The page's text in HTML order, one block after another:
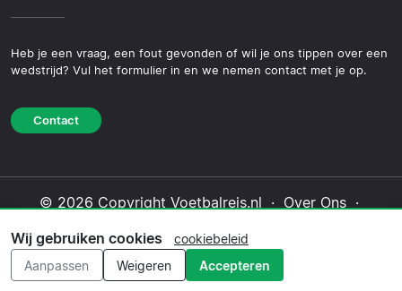
Heb je een vraag, een fout gevonden of wil je ons tippen over een
wedstrijd? Vul het formulier in en we nemen contact met je op.
Contact
© 2026 Copyright Voetbalreis.nl · Over Ons·
Redactioneel beleid
Wij gebruiken cookies
cookiebeleid
Aanpassen
Weigeren Accepteren